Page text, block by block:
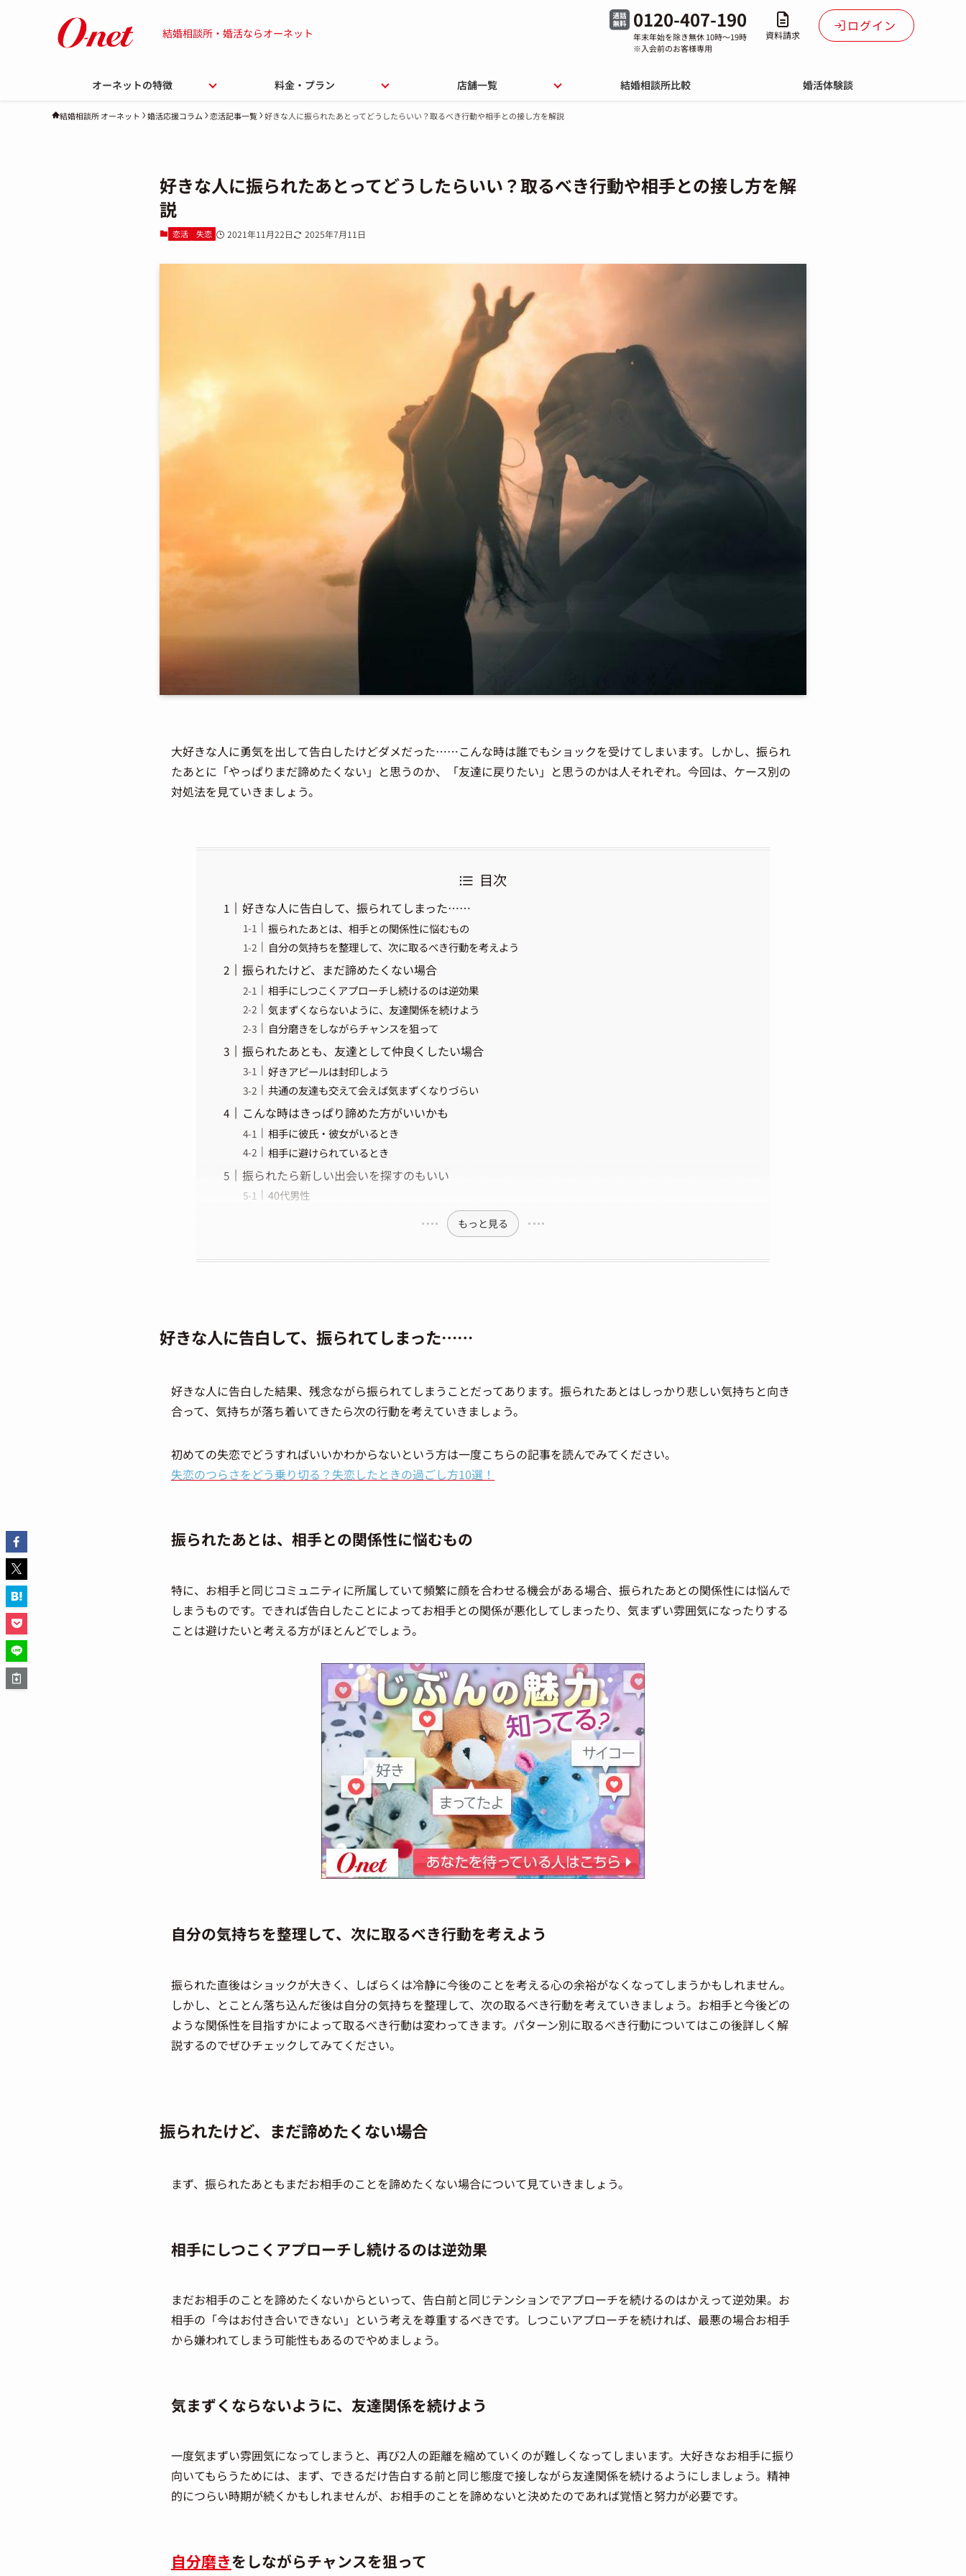
結婚相談所・婚活ならオーネット
0120-407-190
年末年始を除き無休 10時～19時
※入会前のお客様専用
資料請求
ログイン
オーネットの特徴 料金・プラン 店舗一覧 結婚相談所比較 婚活体験談
結婚相談所 オーネット 婚活応援コラム 恋活記事一覧 好きな人に振られたあとってどうしたらいい？取るべき行動や相手との接し方を解説
好きな人に振られたあとってどうしたらいい？取るべき行動や相手との接し方を解
説
恋活 失恋 2021年11月22日 2025年7月11日
大好きな人に勇気を出して告白したけどダメだった……こんな時は誰でもショックを受けてしまいます。しかし、振られ
たあとに「やっぱりまだ諦めたくない」と思うのか、「友達に戻りたい」と思うのかは人それぞれ。今回は、ケース別の
対処法を見ていきましょう。
目次
好きな人に告白して、振られてしまった……
振られたあとは、相手との関係性に悩むもの
自分の気持ちを整理して、次に取るべき行動を考えよう
振られたけど、まだ諦めたくない場合
相手にしつこくアプローチし続けるのは逆効果
気まずくならないように、友達関係を続けよう
自分磨きをしながらチャンスを狙って
振られたあとも、友達として仲良くしたい場合
好きアピールは封印しよう
共通の友達も交えて会えば気まずくなりづらい
こんな時はきっぱり諦めた方がいいかも
相手に彼氏・彼女がいるとき
相手に避けられているとき
振られたら新しい出会いを探すのもいい
40代男性
もっと見る
好きな人に告白して、振られてしまった……
好きな人に告白した結果、残念ながら振られてしまうことだってあります。振られたあとはしっかり悲しい気持ちと向き
合って、気持ちが落ち着いてきたら次の行動を考えていきましょう。
初めての失恋でどうすればいいかわからないという方は一度こちらの記事を読んでみてください。
失恋のつらさをどう乗り切る？失恋したときの過ごし方10選！
振られたあとは、相手との関係性に悩むもの
特に、お相手と同じコミュニティに所属していて頻繁に顔を合わせる機会がある場合、振られたあとの関係性には悩んで
しまうものです。できれば告白したことによってお相手との関係が悪化してしまったり、気まずい雰囲気になったりする
ことは避けたいと考える方がほとんどでしょう。
自分の気持ちを整理して、次に取るべき行動を考えよう
振られた直後はショックが大きく、しばらくは冷静に今後のことを考える心の余裕がなくなってしまうかもしれません。
しかし、とことん落ち込んだ後は自分の気持ちを整理して、次の取るべき行動を考えていきましょう。お相手と今後どの
ような関係性を目指すかによって取るべき行動は変わってきます。パターン別に取るべき行動についてはこの後詳しく解
説するのでぜひチェックしてみてください。
振られたけど、まだ諦めたくない場合
まず、振られたあともまだお相手のことを諦めたくない場合について見ていきましょう。
相手にしつこくアプローチし続けるのは逆効果
まだお相手のことを諦めたくないからといって、告白前と同じテンションでアプローチを続けるのはかえって逆効果。お
相手の「今はお付き合いできない」という考えを尊重するべきです。しつこいアプローチを続ければ、最悪の場合お相手
から嫌われてしまう可能性もあるのでやめましょう。
気まずくならないように、友達関係を続けよう
一度気まずい雰囲気になってしまうと、再び2人の距離を縮めていくのが難しくなってしまいます。大好きなお相手に振り
向いてもらうためには、まず、できるだけ告白する前と同じ態度で接しながら友達関係を続けるようにしましょう。精神
的につらい時期が続くかもしれませんが、お相手のことを諦めないと決めたのであれば覚悟と努力が必要です。
自分磨きをしながらチャンスを狙って